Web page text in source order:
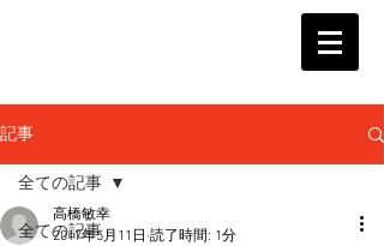
記事
全ての記事
全ての記事
高橋敏幸
2017年5月11日 読了時間: 1分